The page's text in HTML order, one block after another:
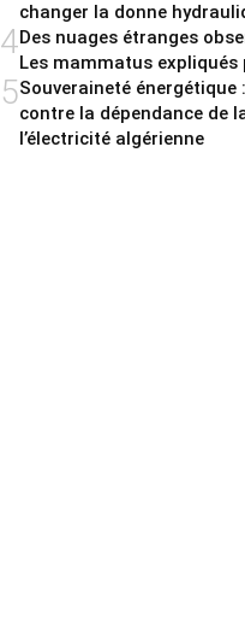
changer la donne
4Des nuages étranges
Les mammatus
5Souveraineté énergétique
contre la dépendance de
l’électricité algérienne